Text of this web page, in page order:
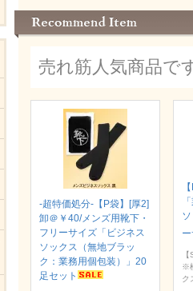
売れ筋人気商品で
-超特価処分-【P袋】[厚2]
卸＠￥40/メンズ用靴下・
フリーサイズ「ビジネス
ソックス（無地ブラッ
ク：業務用個包装）」20
足セット
※
ク